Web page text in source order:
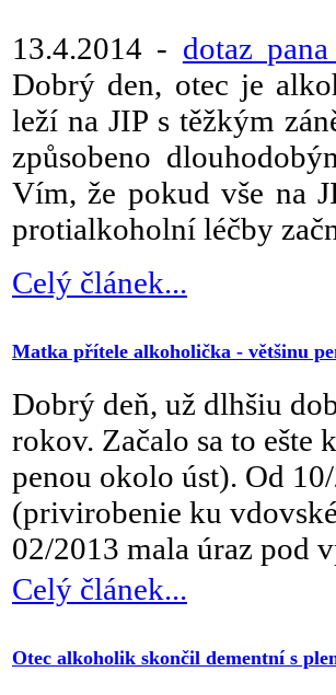
13.4.2014 - dotaz
Dobrý den, otec je
leží na JIP s těžkým
způsobeno
Vím, že pokud vše na
protialkoholní léčby
Celý článek...
Matka přítele alkoholička - většinu
Dobrý deň, už dlhšiu
rokov. Začalo sa to
penou okolo úst). Od
(privirobenie ku
02/2013 mala úraz pod
Celý článek...
Otec alkoholik skončil dementní s